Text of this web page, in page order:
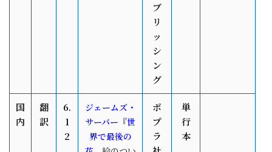
ブ
リ
ッ
シ
ン
グ
国
内
翻
訳
6.
1
2
ジェームズ・
サーバー『世
界で最後の
ポ
プ
ラ
単
行
本